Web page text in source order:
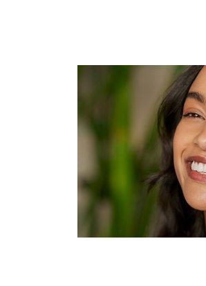
Wie wird
Die kosmetische
die ästhetischen
bei der ein